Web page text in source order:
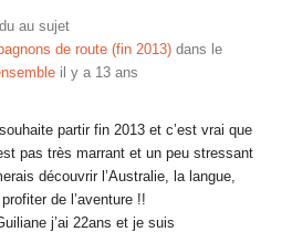
au sujet
de route (fin 2013) dans le
il y a 13 ans
partir fin 2013 et c’est vrai que
pas très marrant et un peu stressant
découvrir l’Australie, la langue,
de l’aventure !!
j’ai 22ans et je suis